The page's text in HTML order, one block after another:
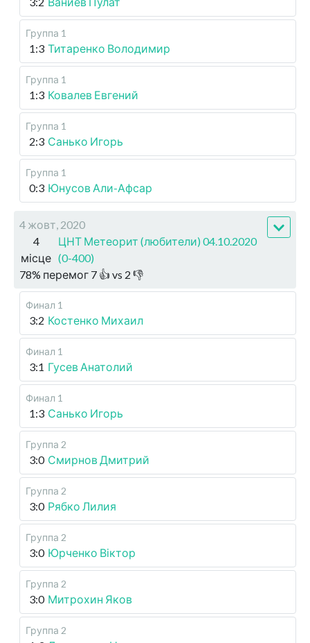
Группа 1
1:3 Титаренко Володимир
Группа 1
1:3 Ковалев Евгений
Группа 1
2:3 Санько Игорь
Группа 1
0:3 Юнусов Али-Афсар
4 жовт, 2020
4
місце
ЦНТ Метеорит (любители) 04.10.2020
(0-400)
78% перемог 7 👍 vs 2 👎
Финал 1
3:2 Костенко Михаил
Финал 1
3:1 Гусев Анатолий
Финал 1
1:3 Санько Игорь
Группа 2
3:0 Смирнов Дмитрий
Группа 2
3:0 Рябко Лилия
Группа 2
3:0 Юрченко Віктор
Группа 2
3:0 Митрохин Яков
Группа 2